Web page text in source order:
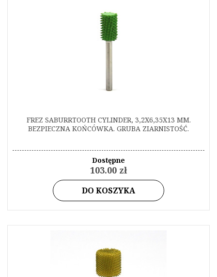
FREZ SABURRTOOTH CYLINDER, 3,2X6,35X13 MM.
BEZPIECZNA KOŃCÓWKA. GRUBA ZIARNISTOŚĆ.
Dostępne
103.00 zł
DO KOSZYKA